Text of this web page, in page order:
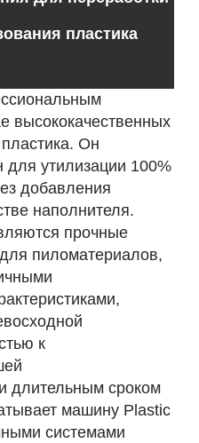
пластика
высококачественных
Он
для утилизации 100%
добавления
наполнителя.
прочные
пиломатериалов,
к
длительным сроком
машину Plastic
системами